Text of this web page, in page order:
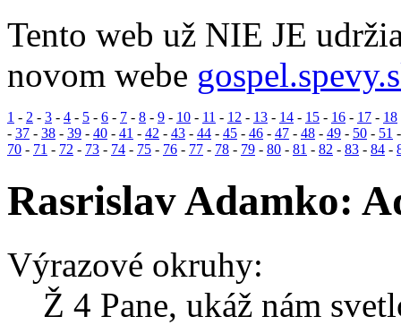
Tento web už NIE JE
novom webe
1 - 2 - 3 - 4 - 5 - 6 - 7 - 8 - 9 - 10 - 11 - 12 - 13 - 14 - 15 - 16 - 17 - 18
- 37 - 38 - 39 - 40 - 41 - 42 - 43 - 44 - 45 - 46 - 47 - 48 - 49 - 50 - 51
70 - 71 - 72 - 73 - 74 - 75 - 76 - 77 - 78 - 79 - 80 - 81 - 82 - 83 - 84 -
Rasrislav Adamko:
Výrazové okruhy:
Ž 4 Pane, ukáž nám